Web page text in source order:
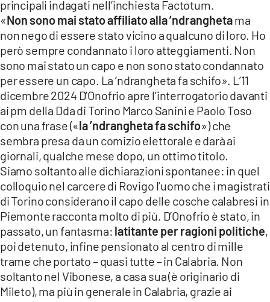
COSENZACHANNEL.IT
ILVIBONESE.IT
CATANZAROCHANNEL.IT
LACAPITALENEWS.IT
App
ANDROID
APPLE
principali indagati nell’inchiesta Factotum.
«Non sono mai stato affiliato alla ’ndranghetama
non nego di essere stato vicino a qualcuno di loro. Ho
però sempre condannato i loro atteggiamenti. Non
sono mai stato un capo e non sono stato condannato
per essere un capo. La ’ndrangheta fa schifo». L’11
dicembre 2024 D’Onofrio apre l’interrogatorio davanti
ai pm della Dda di Torino Marco Sanini e Paolo Toso
con una frase («la ’ndrangheta fa schifo») che
sembra presa da un comizio elettorale e darà ai
giornali, qualche mese dopo, un ottimo titolo.
Siamo soltanto alle dichiarazioni spontanee: in quel
colloquio nel carcere di Rovigo l’uomo che i magistrati
di Torino considerano il capo delle cosche calabresi in
Piemonte racconta molto di più. D’Onofrio è stato, in
passato, un fantasma: latitante per ragioni politiche,
poi detenuto, infine pensionato al centro di mille
trame che portato – quasi tutte – in Calabria. Non
soltanto nel Vibonese, a casa sua (è originario di
Mileto), ma più in generale in Calabria, grazie ai